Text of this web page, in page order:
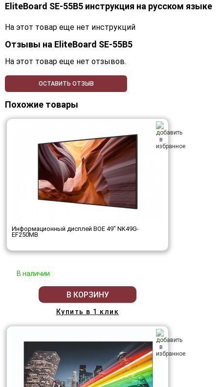
EliteBoard SE-55B5 инструкция на русском языке
На этот товар еще нет инструкций
Отзывы на EliteBoard SE-55B5
На этот товар еще нет отзывов.
ОСТАВИТЬ ОТЗЫВ
Похожие товары
Информационный дисплей BOE 49" NK49G-
EF250MB
В наличии
В КОРЗИНУ
Купить в 1 клик